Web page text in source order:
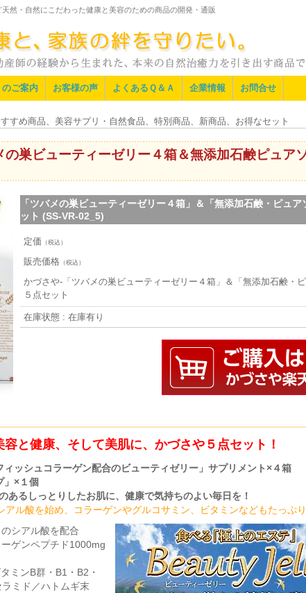
然・自然にこだわった健康と美容のための商品の開発・通販
ご案内 お客様の声 よくあるＱ＆Ａ 企業情報 お問合せ
すめ商品、美容サプリ・自然食品、特別商品、新商品、お得なセット
の巣ビューティーゼリー４箱＆無添加石鹸ピュア
「ツバメの巣ビューティーゼリー４箱」＆「無添加石鹸・ピュア
ット (SS-VR-02_5)
定価 （税込）
販売価格 （税込）
かづさや-「ツバメの巣ビューティーゼリー４箱」＆「無添加石鹸・ピ
５点セット
在庫状態 : 在庫有り
と健康、そして美肌に、かづさや５点セット！
ッシュコラーゲン配合のビューティゼリー」サプリメント×４箱
」×１個
あるしっとりしたお肌に、健康で気持ちのよい毎日を！
アル酸を始め、コラーゲンやグルコサミン、ビタミンなどもたっぷり
シアル酸を配合
ゲンペプチド1000mg
ミンB群・B1・B2・
ミド／ハトムギ末